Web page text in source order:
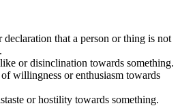
declaration that a person or thing is not
or disinclination towards something.
willingness or enthusiasm towards
or hostility towards something.